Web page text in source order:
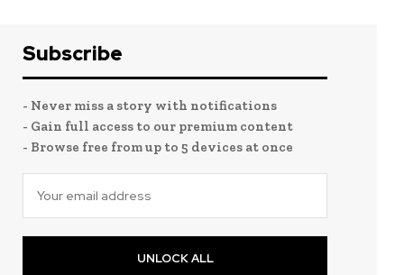
Subscribe
- Never miss a story with notifications
- Gain full access to our premium content
- Browse free from up to 5 devices at once
UNLOCK ALL